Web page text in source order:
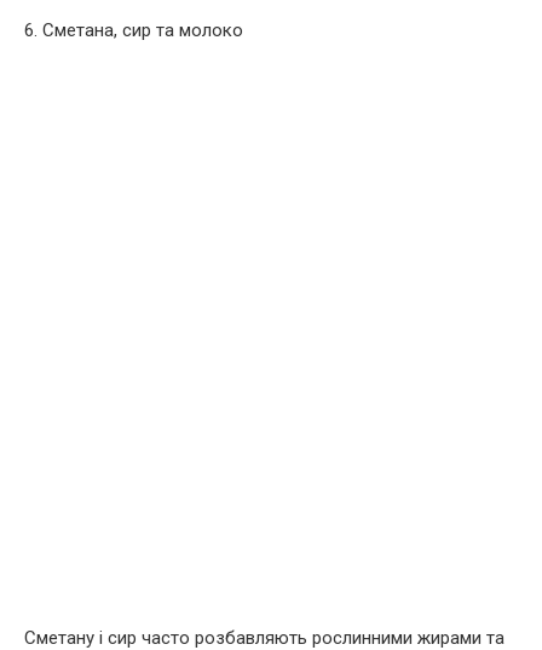
6. Сметана, сир та молоко
Сметану і сир часто розбавляють рослинними жирами та